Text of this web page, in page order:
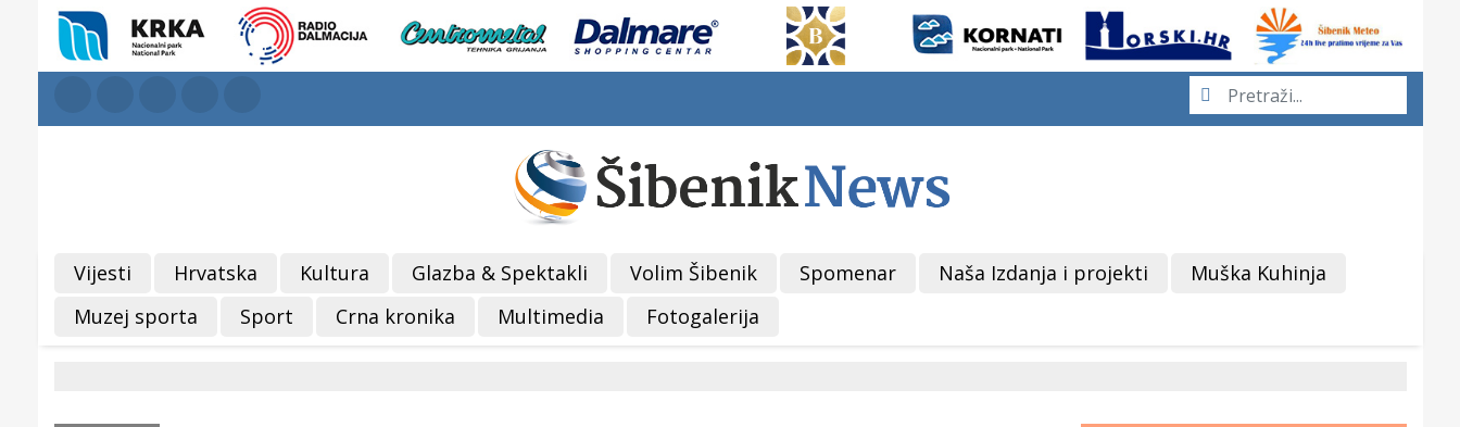
Vijesti Hrvatska Kultura Glazba & Spektakli Volim Šibenik Spomenar Naša Izdanja i projekti
Muška Kuhinja
Muzej sporta
Sport Crna kronika Multimedia Fotogalerija